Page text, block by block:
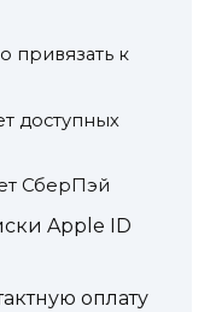
привязать к
доступных
СберПэй
Apple ID
оплату